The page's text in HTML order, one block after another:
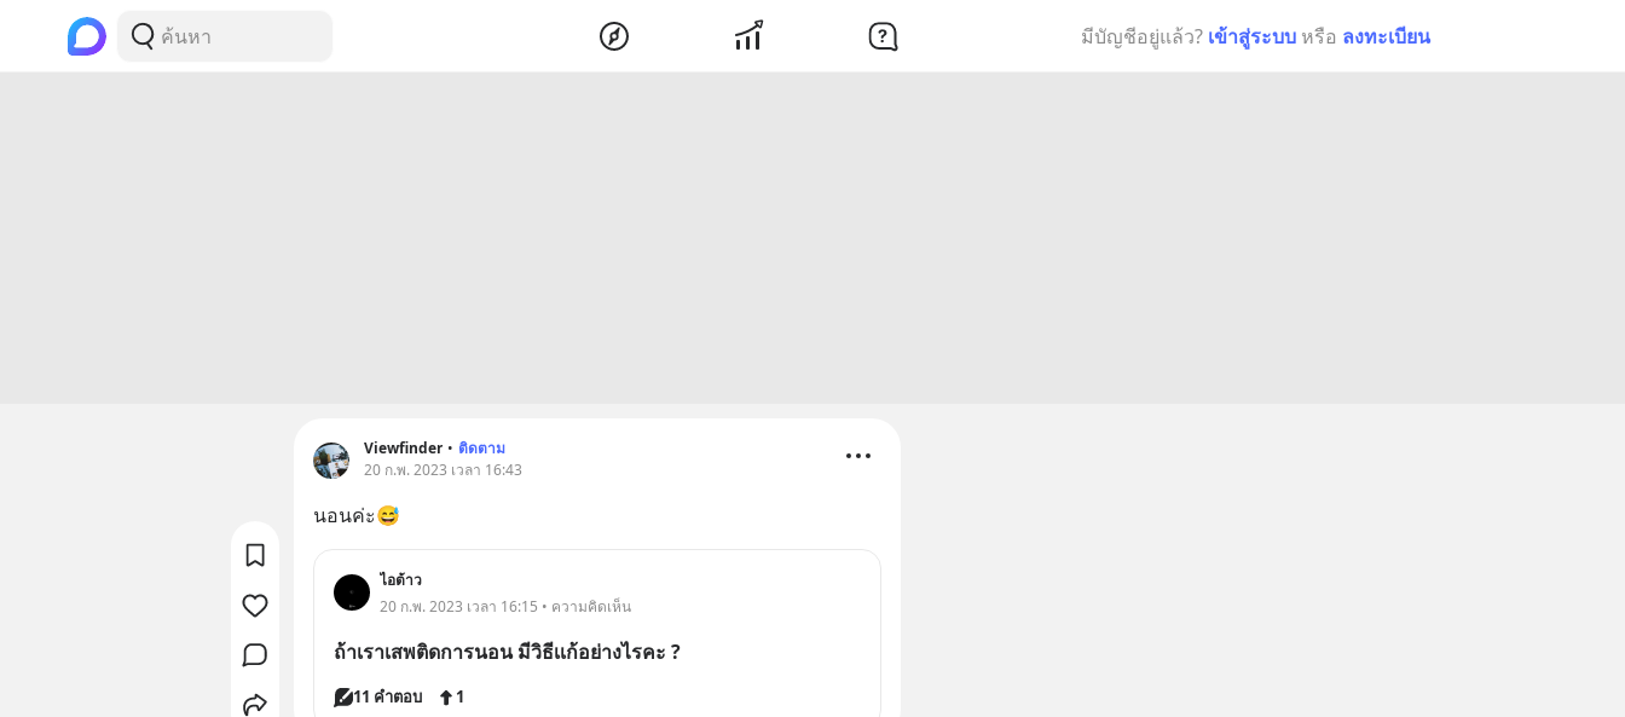
มีบัญชีอยู่แล้ว? เข้าสู่ระบบ หรือ ลงทะเบียน
Viewfinder • ติดตาม
20 ก.พ. 2023 เวลา 16:43
นอนค่ะ😅
ไอต้าว
20 ก.พ. 2023 เวลา 16:15 • ความคิดเห็น
ถ้าเราเสพติดการนอน มีวิธีเเก้อย่างไรคะ ?
11 คำตอบ 1